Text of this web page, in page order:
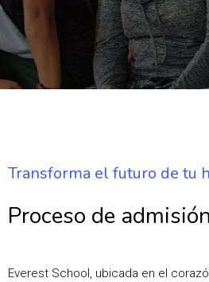
Transforma el futuro de tu
Proceso de admisión
Everest School, ubicada en el